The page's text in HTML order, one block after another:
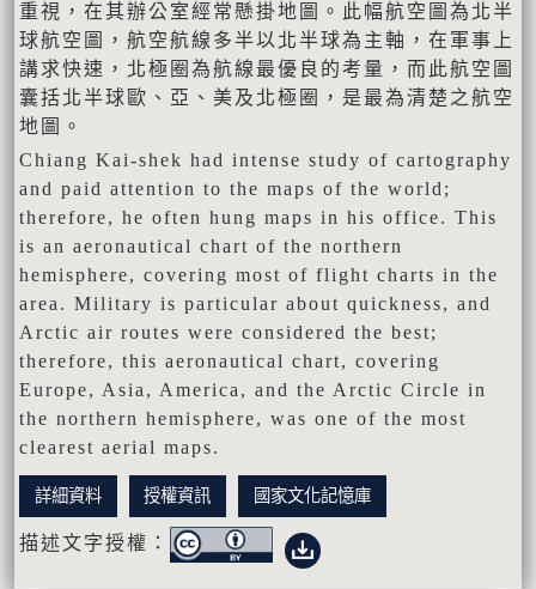
重視，在其辦公室經常懸掛地圖。此幅航空圖為北半
球航空圖，航空航線多半以北半球為主軸，在軍事上
講求快速，北極圈為航線最優良的考量，而此航空圖
囊括北半球歐、亞、美及北極圈，是最為清楚之航空
地圖。
Chiang Kai-shek had intense study of cartography
and paid attention to the maps of the world;
therefore, he often hung maps in his office. This
is an aeronautical chart of the northern
hemisphere, covering most of flight charts in the
area. Military is particular about quickness, and
Arctic air routes were considered the best;
therefore, this aeronautical chart, covering
Europe, Asia, America, and the Arctic Circle in
the northern hemisphere, was one of the most
clearest aerial maps.
詳細資料 授權資訊 國家文化記憶庫
描述文字授權：